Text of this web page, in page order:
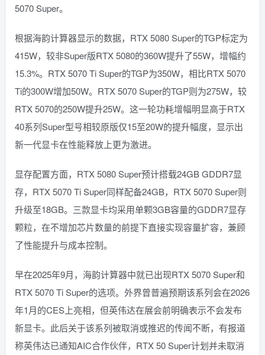
5070 Super。
根据海韵计算器显示的数据，RTX 5080 Super的TGP标定为
415W，较非Super版RTX 5080的360W提升了55W，增幅约
15.3%。RTX 5070 Ti Super的TGP为350W，相比RTX 5070
Ti的300W增加50W。RTX 5070 Super的TGP则为275W，较
RTX 5070的250W提升25W。这一轮功耗增幅明显高于RTX
40系列Super型号相较原版仅15至20W的提升幅度，显示出
新一代显卡在性能释放上更为激进。
显存配置方面，RTX 5080 Super预计搭载24GB GDDR7显
存，RTX 5070 Ti Super同样配备24GB，RTX 5070 Super则
升级至18GB。三款显卡均采用单颗3GB容量的GDDR7显存
颗粒，在不增加芯片数量的前提下直接实现容量扩容，兼顾
了性能提升与成本控制。
早在2025年9月，海韵计算器中就已出现RTX 5070 Super和
RTX 5070 Ti Super的选项。外界曾普遍预期该系列会在2026
年1月的CES上亮相，但英伟达在展会前明确表示不会发布
新显卡。此后关于该系列被取消或推迟的传闻不断，有报道
称英伟达已通知AIC合作伙伴，RTX 50 Super计划并未取消